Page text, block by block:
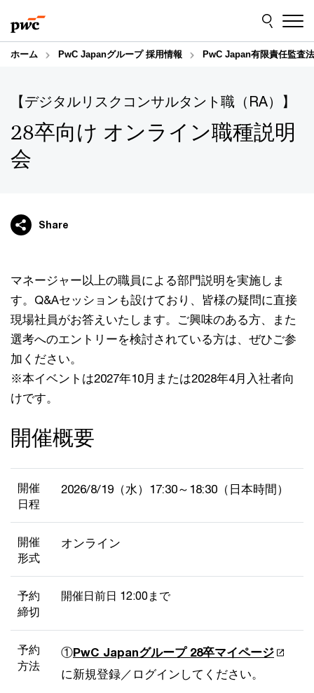
to
content
to
footer
ホーム PwC Japanグループ 採用情報 PwC Japan有限責任監査
【デジタルリスクコンサルタント職（RA）】
28卒向け オンライン職種説明
会
Share
マネージャー以上の職員による部門説明を実施しま
す。Q&Aセッションも設けており、皆様の疑問に直接
現場社員がお答えいたします。ご興味のある方、また
選考へのエントリーを検討されている方は、ぜひご参
加ください。
※本イベントは2027年10月または2028年4月入社者向
けです。
開催概要
開催
日程
2026/8/19（水）17:30～18:30（日本時間）
開催
形式
オンライン
予約
締切
開催日前日 12:00まで
予約
方法
①PwC Japanグループ 28卒マイページ
に新規登録／ログインしてください。